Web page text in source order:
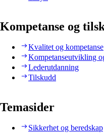
Kompetanse og
Kvalitet og kompetanse
Kompetanseutvikling
Lederutdanning
Tilskudd
Temasider
Sikkerhet og beredskap